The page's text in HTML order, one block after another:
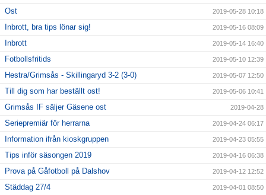
Ost 2019-05-28 10:18
Inbrott, bra tips lönar sig! 2019-05-16 08:09
Inbrott 2019-05-14 16:40
Fotbollsfritids 2019-05-10 12:39
Hestra/Grimsås - Skillingaryd 3-2 (3-0) 2019-05-07 12:50
Till dig som har beställt ost! 2019-05-06 10:41
Grimsås IF säljer Gäsene ost 2019-04-28
Seriepremiär för herrarna 2019-04-24 06:17
Information ifrån kioskgruppen 2019-04-23 05:55
Tips inför säsongen 2019 2019-04-16 06:38
Prova på Gåfotboll på Dalshov 2019-04-12 12:52
Städdag 27/4 2019-04-01 08:50